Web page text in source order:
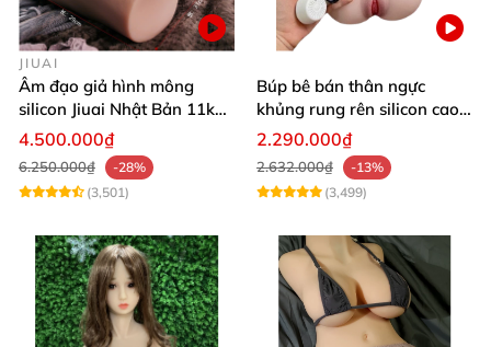
JIUAI
Âm đạo giả hình mông
silicon Jiuai Nhật Bản 11kg
kích cỡ thật
4.500.000₫
6.250.000₫
-28%
(3,501)
Búp bê bán thân ngực
khủng rung rên silicon cao
cấp kích thích cực đã
2.290.000₫
2.632.000₫
-13%
(3,499)